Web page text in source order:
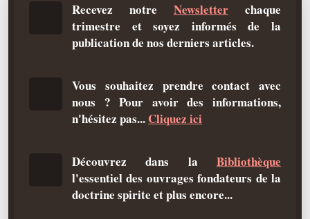
La doctrine Spirite
Les bases du spiritisme
Historique
But des manifestations spirites
Recevez notre Newsletter chaque
trimestre et soyez informés de la
publication de nos derniers articles.
Vous souhaitez prendre contact avec
nous ? Pour avoir des informations,
n'hésitez pas... Cliquez ici
Découvrez dans la Bibliothèque
l'essentiel des ouvrages fondateurs de la
doctrine spirite et plus encore...